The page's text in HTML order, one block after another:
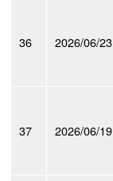
36 2026/06/23
37 2026/06/19